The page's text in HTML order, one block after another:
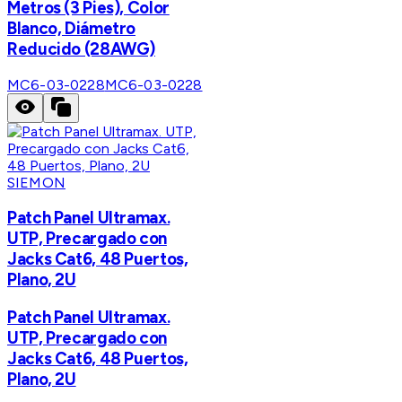
Metros (3 Pies), Color
Blanco, Diámetro
Reducido (28AWG)
MC6-03-0228MC6-03-0228
SIEMON
Patch Panel Ultramax.
UTP, Precargado con
Jacks Cat6, 48 Puertos,
Plano, 2U
Patch Panel Ultramax.
UTP, Precargado con
Jacks Cat6, 48 Puertos,
Plano, 2U